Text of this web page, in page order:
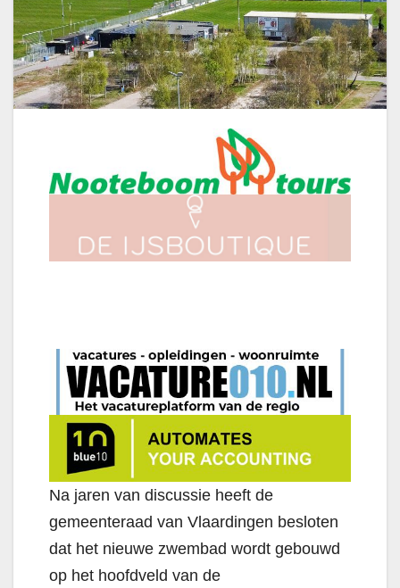
Na jaren van discussie heeft de
gemeenteraad van Vlaardingen besloten
dat het nieuwe zwembad wordt gebouwd
op het hoofdveld van de